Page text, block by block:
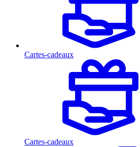
Cartes-cadeaux
Cartes-cadeaux